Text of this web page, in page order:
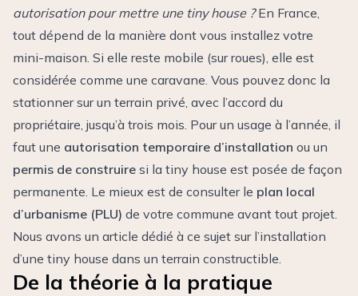
autorisation pour mettre une tiny house ?En France,
tout dépend de la manière dont vous installez votre
mini-maison. Si elle reste mobile (sur roues), elle est
considérée comme une caravane. Vous pouvez donc la
stationner sur un terrain privé, avec l’accord du
propriétaire, jusqu’à trois mois. Pour un usage à l’année, il
faut une autorisation temporaire d’installation ou un
permis de construire si la tiny house est posée de façon
permanente. Le mieux est de consulter le plan local
d’urbanisme (PLU) de votre commune avant tout projet.
Nous avons un article dédié à ce sujet sur l’installation
d’une tiny house dans un terrain constructible.
De la théorie à la pratique